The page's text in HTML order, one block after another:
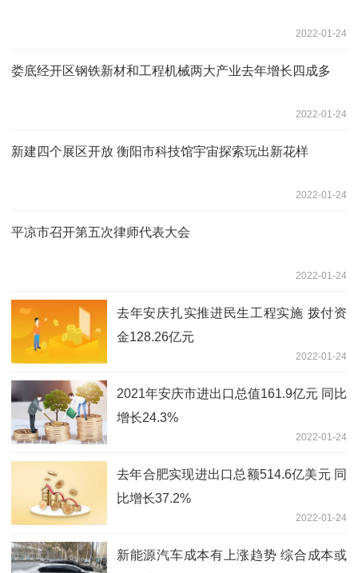
2022-01-24
娄底经开区钢铁新材和工程机械两大产业去年增长四成多
2022-01-24
新建四个展区开放 衡阳市科技馆宇宙探索玩出新花样
2022-01-24
平凉市召开第五次律师代表大会
2022-01-24
去年安庆扎实推进民生工程实施 拨付资
金128.26亿元
2022-01-24
2021年安庆市进出口总值161.9亿元 同比
增长24.3%
2022-01-24
去年合肥实现进出口总额514.6亿美元 同
比增长37.2%
2022-01-24
新能源汽车成本有上涨趋势 综合成本或